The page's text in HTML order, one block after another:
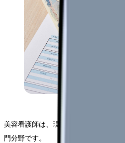
美容看護師は、現代の医療業界にお
門分野です。